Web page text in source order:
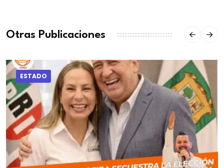
Otras Publicaciones
ESTADO